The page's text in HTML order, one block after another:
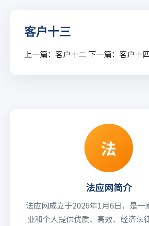
客户十三
上一篇： 客户十二下一篇： 客户十
法
法应网简介
法应网成立于2026年1月6日，是一
业和个人提供优质、高效、经济法